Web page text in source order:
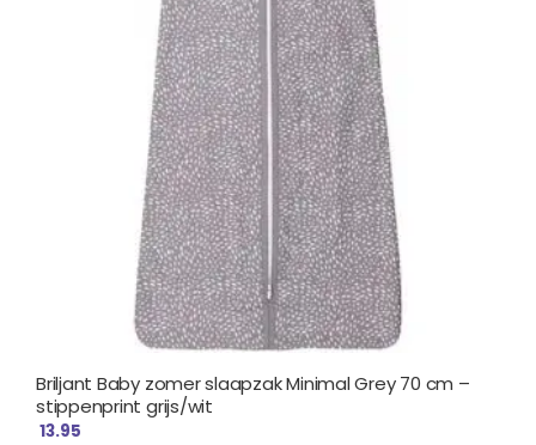
Briljant Baby zomer slaapzak Minimal Grey 70 cm –
stippenprint grijs/wit
13.95